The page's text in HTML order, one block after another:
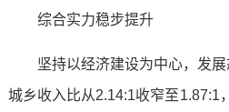
综合实力稳步提升
坚持以经济建设为中心，发
城乡收入比从2.14:1收窄至1.87:1